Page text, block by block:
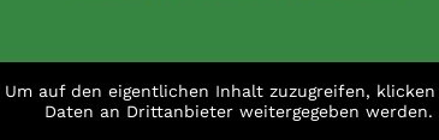
Um auf den eigentlichen Inhalt zuzugreifen,
Daten an Drittanbieter weitergegeben werden.